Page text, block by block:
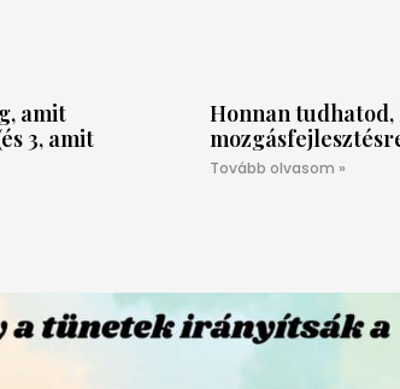
amit
3, amit
Honnan
Tovább olvasom »